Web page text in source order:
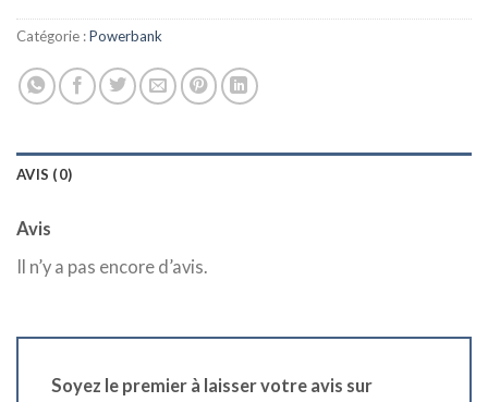
Catégorie :Powerbank
AVIS (0)
Avis
Il n’y a pas encore d’avis.
Soyez le premier à laisser votre avis sur